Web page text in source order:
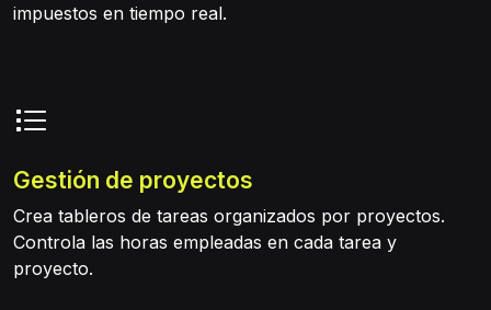
impuestos en tiempo real.
Gestión de proyectos
Crea tableros de tareas organizados por proyectos.
Controla las horas empleadas en cada tarea y
proyecto.